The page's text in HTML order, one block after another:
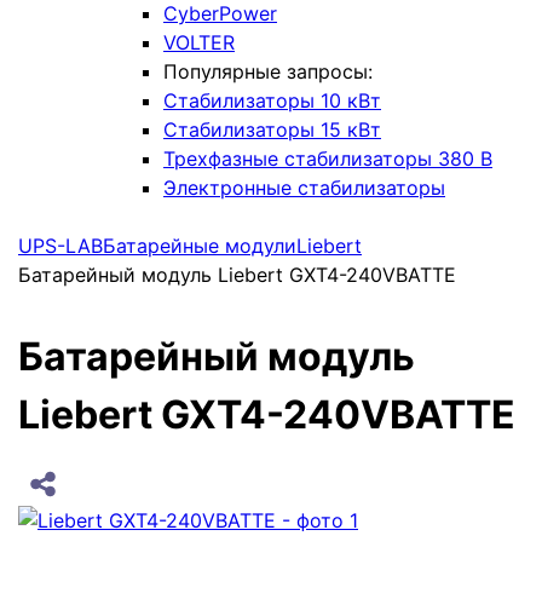
CyberPower
VOLTER
Популярные запросы:
Стабилизаторы 10 кВт
Стабилизаторы 15 кВт
Трехфазные стабилизаторы 380 В
Электронные стабилизаторы
UPS-LABБатарейные модулиLiebert
Батарейный модуль Liebert GXT4-240VBATTE
Батарейный модуль
Liebert GXT4-240VBATTE